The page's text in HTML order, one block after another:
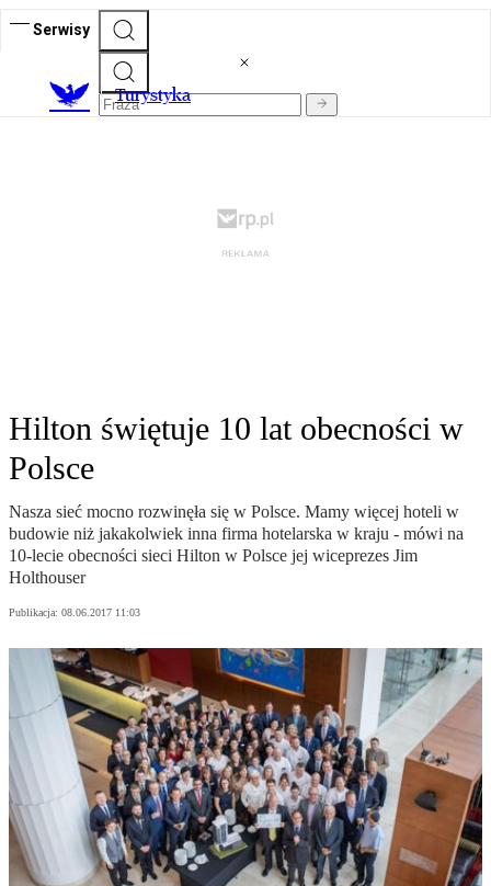
Serwisy
Turystyka
Hilton świętuje 10 lat obecności w
Polsce
Nasza sieć mocno rozwinęła się w Polsce. Mamy więcej hoteli w
budowie niż jakakolwiek inna firma hotelarska w kraju - mówi na
10-lecie obecności sieci Hilton w Polsce jej wiceprezes Jim
Holthouser
Publikacja: 08.06.2017 11:03